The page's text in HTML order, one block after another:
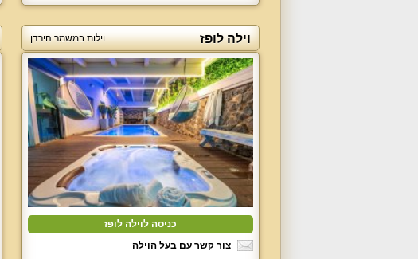
וילה לופז וילות במשמר הירדן
כניסה לוילה לופז
צור קשר עם בעל הוילה